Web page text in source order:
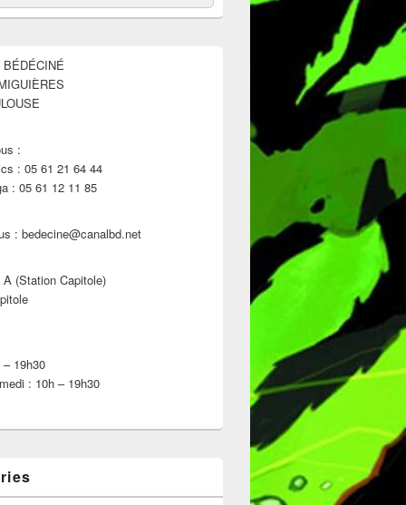
:
: 05 61 21 64 44
: 05 61 12 11 85
: bedecine@canalbd.net
A (Station Capitole)
19h30
: 10h – 19h30